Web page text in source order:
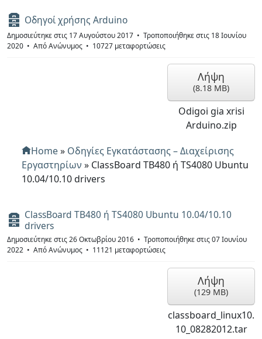
Α
χ
ε
Οδηγοί χρήσης Arduino
Δημοσιεύτηκε στις 17 Αυγούστου 2017
Τροποποιήθηκε στις 18 Ιουνίου
2020
ΑπόΑνώνυμος 10727 μεταφορτώσεις
Λήψη
(8.18 MB)
Odigoi gia xrisi
Arduino.zip
Home» Οδηγίες Εγκατάστασης – Διαχείρισης
Εργαστηρίων » ClassBoard TB480 ή TS4080 Ubuntu
10.04/10.10 drivers
Α
ρ
χ
ε
ClassBoard TB480 ή TS4080 Ubuntu 10.04/10.10
drivers
Δημοσιεύτηκε στις 26 Οκτωβρίου 2016
Τροποποιήθηκε στις 07 Ιουνίου
2022
ΑπόΑνώνυμος 11121 μεταφορτώσεις
Λήψη
(129 MB)
classboard_linux10.
10_08282012.tar